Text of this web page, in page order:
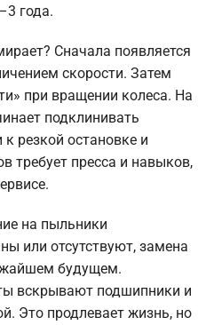
года.
Сначала появляется
скорости. Затем
при вращении колеса. На
подклинивать
резкой остановке и
требует пресса и навыков,
на пыльники
или отсутствуют, замена
будущем.
вскрывают подшипники и
Это продлевает жизнь, но